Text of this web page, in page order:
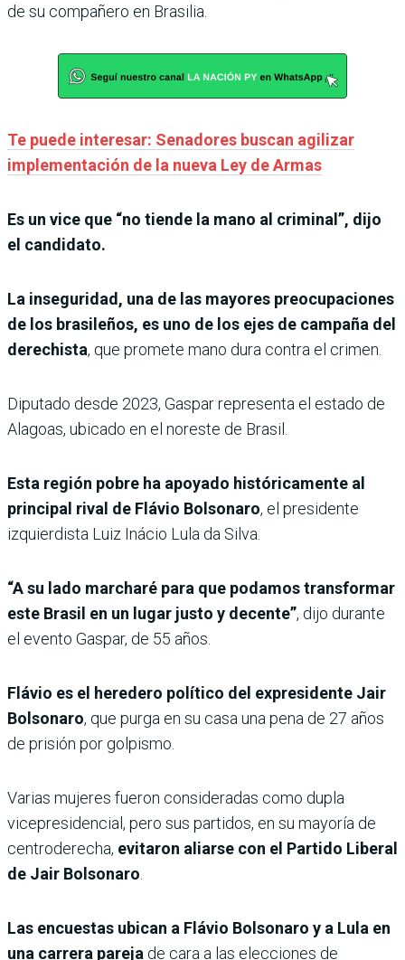
de su compañero en Brasilia.
Te puede interesar: Senadores buscan agilizar
implementación de la nueva Ley de Armas
Es un vice que “no tiende la mano al criminal”, dijo
el candidato.
La inseguridad, una de las mayores preocupaciones
de los brasileños, es uno de los ejes de campaña del
derechista, que promete mano dura contra el crimen.
Diputado desde 2023, Gaspar representa el estado de
Alagoas, ubicado en el noreste de Brasil.
Esta región pobre ha apoyado históricamente al
principal rival de Flávio Bolsonaro, el presidente
izquierdista Luiz Inácio Lula da Silva.
“A su lado marcharé para que podamos transformar
este Brasil en un lugar justo y decente”, dijo durante
el evento Gaspar, de 55 años.
Flávio es el heredero político del expresidente Jair
Bolsonaro, que purga en su casa una pena de 27 años
de prisión por golpismo.
Varias mujeres fueron consideradas como dupla
vicepresidencial, pero sus partidos, en su mayoría de
centroderecha, evitaron aliarse con el Partido Liberal
de Jair Bolsonaro
Las encuestas ubican a Flávio Bolsonaro y a Lula en
una carrera pareja de cara a las elecciones de